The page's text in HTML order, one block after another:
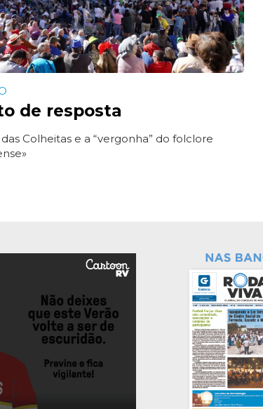
de resposta
das Colheitas e a “vergonha” do folclore